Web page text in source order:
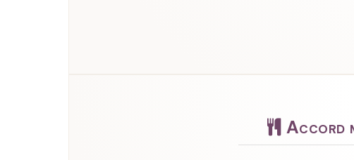
Accord